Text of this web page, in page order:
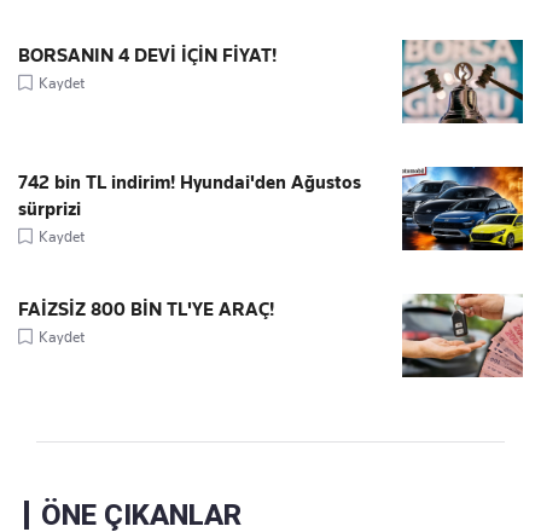
BORSANIN 4 DEVİ İÇİN FİYAT!
Kaydet
742 bin TL indirim! Hyundai'den Ağustos
sürprizi
Kaydet
FAİZSİZ 800 BİN TL'YE ARAÇ!
Kaydet
ÖNE ÇIKANLAR